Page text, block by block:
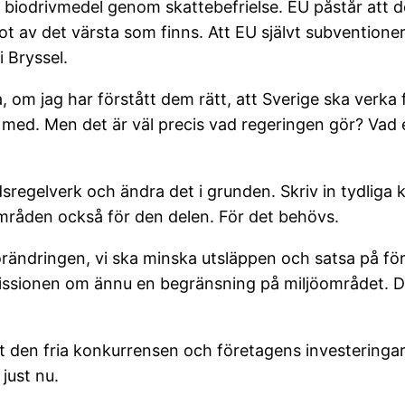
genom skattebefrielse. EU påstår
av det värsta som finns. Att EU självt
Bryssel.
jag har förstått dem rätt, att Sverige ska
Men det är väl precis vad regeringen gör?
och ändra det i grunden. Skriv in tydliga
också för den delen. För det behövs.
vi ska minska utsläppen och satsa på
om ännu en begränsning på miljöområdet.
fria konkurrensen och företagens
nu.